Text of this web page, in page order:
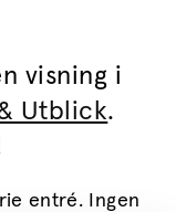
visning i
Utblick.
entré. Ingen